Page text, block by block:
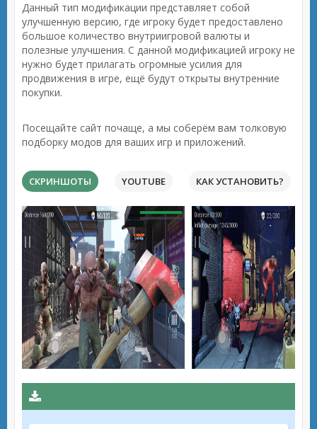
Данный тип модификации представляет собой
улучшенную версию, где игроку будет предоставлено
большое количество внутриигровой валюты и
полезные улучшения. С данной модификацией игроку не
нужно будет прилагать огромные усилия для
продвижения в игре, ещё будут открыты внутренние
покупки.
Посещайте сайт почаще, а мы соберём вам толковую
подборку модов для ваших игр и приложений.
СКРИНШОТЫ YOUTUBE КАК УСТАНОВИТЬ?